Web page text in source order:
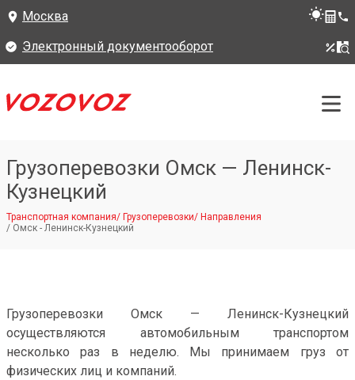
Москва
Электронный документооборот
Грузоперевозки Омск — Ленинск-
Кузнецкий
Транспортная компания/ Грузоперевозки/ Направления
/ Омск - Ленинск-Кузнецкий
Грузоперевозки Омск — Ленинск-Кузнецкий
осуществляются автомобильным транспортом
несколько раз в неделю. Мы принимаем груз от
физических лиц и компаний.